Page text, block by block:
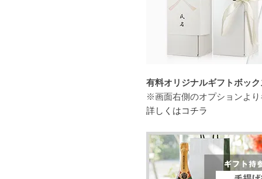
有料オリジナルギフトボッ
※画面右側のオプションよ
詳しくはコチラ